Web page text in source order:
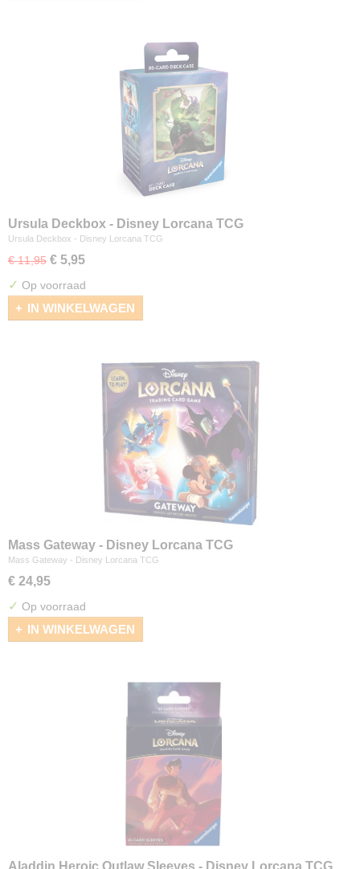
Ursula Deckbox - Disney Lorcana TCG
Ursula Deckbox - Disney Lorcana TCG
€ 11,95 € 5,95
✓ Op voorraad
IN WINKELWAGEN
Mass Gateway - Disney Lorcana TCG
Mass Gateway - Disney Lorcana TCG
€ 24,95
✓ Op voorraad
IN WINKELWAGEN
Aladdin Heroic Outlaw Sleeves - Disney Lorcana TCG